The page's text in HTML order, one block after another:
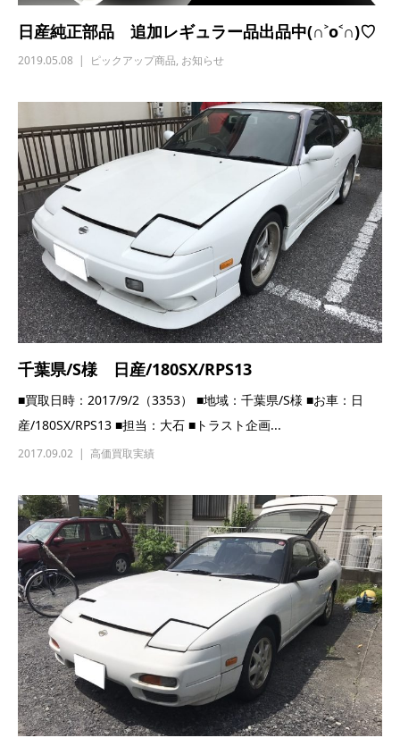
日産純正部品 追加レギュラー品出品中(∩˃o˂∩)♡
2019.05.08 ピックアップ商品, お知らせ
千葉県/S様 日産/180SX/RPS13
■買取日時：2017/9/2（3353） ■地域：千葉県/S様 ■お車：日
産/180SX/RPS13 ■担当：大石 ■トラスト企画...
2017.09.02 高価買取実績